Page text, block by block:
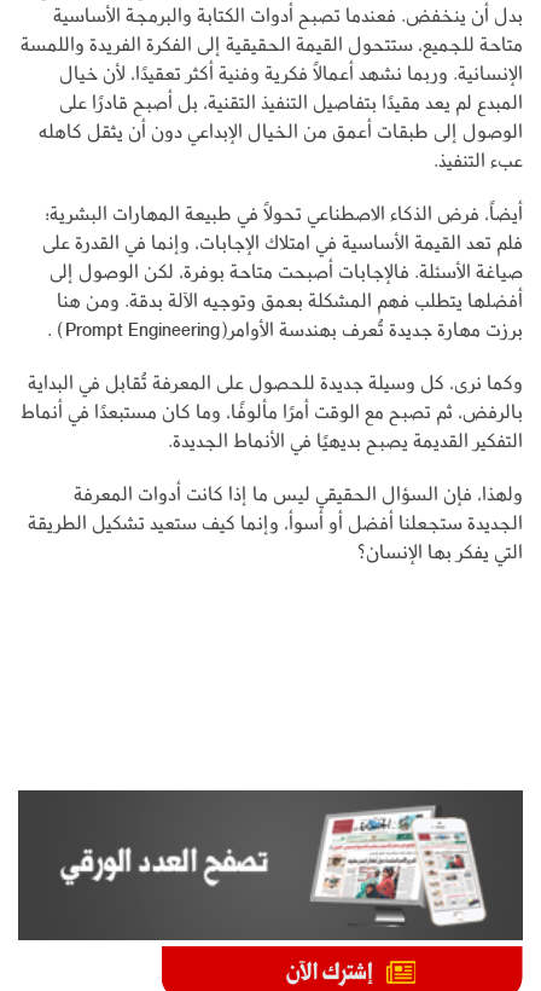
بدل أن ينخفض. فعندما تصبح أدوات الكتابة والبرمجة الأساسية
متاحة للجميع، ستتحول القيمة الحقيقية إلى الفكرة الفريدة واللمسة
الإنسانية. وربما نشهد أعمالًا فكرية وفنية أكثر تعقيدًا، لأن خيال
المبدع لم يعد مقيدًا بتفاصيل التنفيذ التقنية، بل أصبح قادرًا على
الوصول إلى طبقات أعمق من الخيال الإبداعي دون أن يثقل كاهله
عبء التنفيذ.
أيضاً، فرض الذكاء الاصطناعي تحولًا في طبيعة المهارات البشرية؛
فلم تعد القيمة الأساسية في امتلاك الإجابات، وإنما في القدرة على
صياغة الأسئلة. فالإجابات أصبحت متاحة بوفرة، لكن الوصول إلى
أفضلها يتطلب فهم المشكلة بعمق وتوجيه الآلة بدقة. ومن هنا
برزت مهارة جديدة تُعرف بهندسة الأوامر(Prompt Engineering) .
وكما نرى، كل وسيلة جديدة للحصول على المعرفة تُقابل في البداية
بالرفض، ثم تصبح مع الوقت أمرًا مألوفًا، وما كان مستبعدًا في أنماط
التفكير القديمة يصبح بديهيًا في الأنماط الجديدة.
ولهذا، فإن السؤال الحقيقي ليس ما إذا كانت أدوات المعرفة
الجديدة ستجعلنا أفضل أو أسوأ، وإنما كيف ستعيد تشكيل الطريقة
التي يفكر بها الإنسان؟